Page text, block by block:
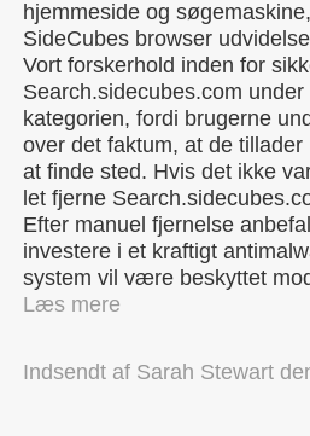
hjemmeside og
SideCubes browser
Vort forskerhold inden for
Search.sidecubes.com
kategorien, fordi brugerne
over det faktum, at de
at finde sted. Hvis det ikke
let fjerne
Efter manuel fjernelse
investere i et kraftigt
system vil være beskyttet
Læs mere
Indsendt af Sarah Stewart